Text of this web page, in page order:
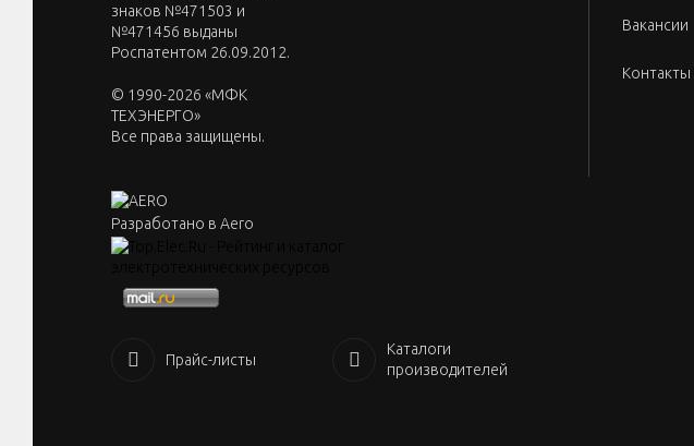
знаков №471503 и
№471456 выданы
Роспатентом 26.09.2012.
© 1990-2026 «МФК
ТЕХЭНЕРГО»
Все права защищены.
Разработано в Aero
Вакансии
Контакты
Прайс-листы
Каталоги
производителей